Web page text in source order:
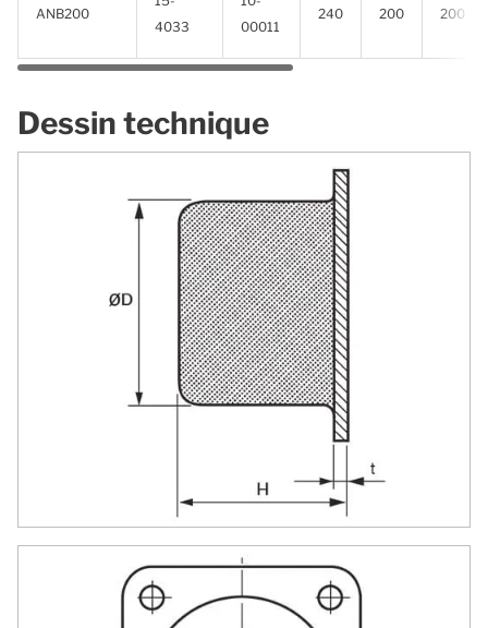
ANB200
4033
00011
240 200 200
Dessin technique